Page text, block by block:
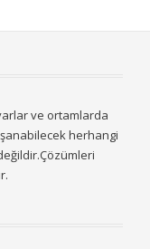
ve ortamlarda
herhangi